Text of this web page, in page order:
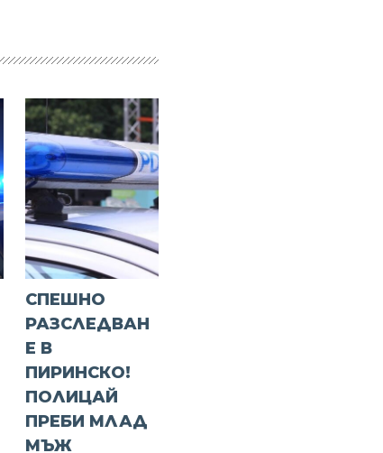
СПЕШНО
РАЗСЛЕДВАН
Е В
ПИРИНСКО!
ПОЛИЦАЙ
ПРЕБИ МЛАД
МЪЖ